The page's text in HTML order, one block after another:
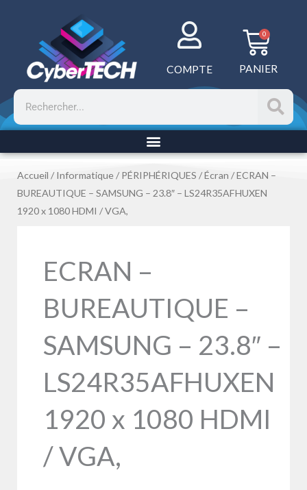
COMPTE
0
PANIER
Rechercher
Accueil /Informatique / PÉRIPHÉRIQUES /Écran / ECRAN –
BUREAUTIQUE – SAMSUNG – 23.8″ – LS24R35AFHUXEN
1920 x 1080 HDMI / VGA,
ECRAN –
BUREAUTIQUE –
SAMSUNG – 23.8″ –
LS24R35AFHUXEN
1920 x 1080 HDMI
/ VGA,